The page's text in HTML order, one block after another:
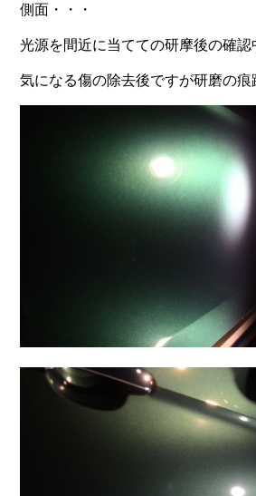
側面・・・
光源を間近に当てての研摩後の確認
気になる傷の除去後ですが研磨の痕